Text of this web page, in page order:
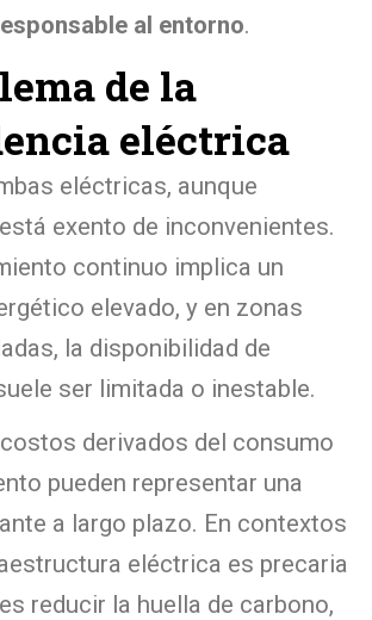
al entorno.
de la
eléctrica
eléctricas, aunque
exento de inconvenientes.
continuo implica un
elevado, y en zonas
la disponibilidad de
ser limitada o inestable.
derivados del consumo
pueden representar una
a largo plazo. En contextos
eléctrica es precaria
reducir la huella de carbono,